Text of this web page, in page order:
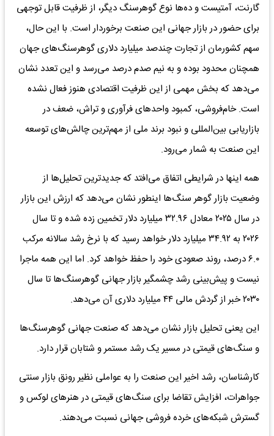
گارنت، آمتیست و ده‌ها نوع گوهرسنگ دیگر، از ظرفیت قابل توجهی
برای حضور در بازار جهانی این صنعت برخوردار است. با این حال،
سهم کشورمان از تجارت چندصد میلیارد دلاری گوهرسنگ‌های جهان
همچنان محدود بوده و به نیم صدم درصد می‌رسد و این تعدد نشان
می‌دهد که بخش مهمی از این ظرفیت اقتصادی هنوز فعال نشده
است. خام‌فروشی، کمبود واحد‌های فرآوری و تراش، ضعف در
بازاریابی بین‌المللی و نبود برند ملی از مهم‌ترین چالش‌های توسعه
این صنعت به شمار می‌رود.
همه اینها در شرایطی اتفاق می‌افتد که جدیدترین تحلیل‌ها از
وضعیت بازار گوهر سنگ‌ها اینطور نشان می‌دهد که ارزش این بازار
در سال ۲۰۲۵ معادل ۳۲.۹۶ میلیارد دلار تخمین زده شده و تا سال
۲۰۲۶ به ۳۴.۹۲ میلیارد دلار خواهد رسید که با نرخ رشد سالانه مرکب
۶.۰ درصد، روند صعودی خود را حفظ خواهد کرد. اما این همه ماجرا
نیست و پیش‌بینی رشد چشمگیر بازار جهانی گوهرسنگ‌ها تا سال
۲۰۳۰ خبر از گردش مالی ۴۴ میلیارد دلاری آن می‌دهد.
این یعنی تحلیل بازار نشان می‌دهد که صنعت جهانی گوهرسنگ‌ها
و سنگ‌های قیمتی در مسیر یک رشد مستمر و شتابان قرار دارد.
کارشناسان، رشد اخیر این صنعت را به عواملی نظیر رونق بازار سنتی
جواهرات، افزایش تقاضا برای سنگ‌های قیمتی در هنر‌های لوکس و
گسترش شبکه‌های خرده فروشی جهانی نسبت می‌دهند.